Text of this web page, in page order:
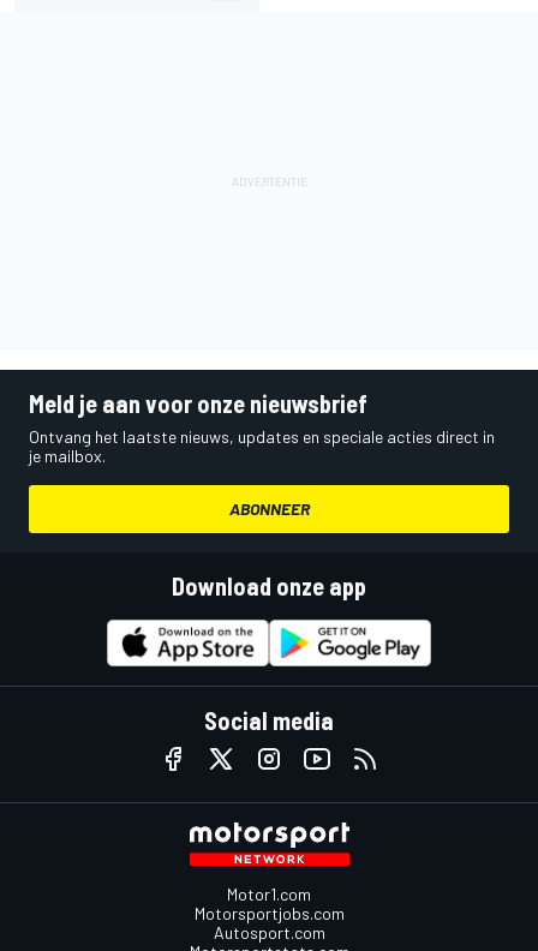
Meld je aan voor onze nieuwsbrief
Ontvang het laatste nieuws, updates en speciale acties direct in
je mailbox.
ABONNEER
Download onze app
Social media
Motor1.com
Motorsportjobs.com
Autosport.com